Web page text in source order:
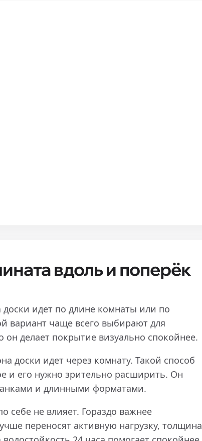
вдоль и поперёк
доски идет по длине комнаты или по
вариант чаще всего выбирают для
делает покрытие визуально спокойнее.
доски идет через комнату. Такой способ
и его нужно зрительно расширить. Он
и длинными форматами.
себе не влияет. Гораздо важнее
переносят активную нагрузку, толщина